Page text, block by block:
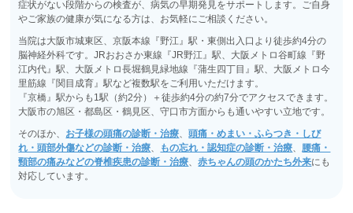
症状がない段階からの検査が、病気の早期発見をサポートします。ご自身
やご家族の健康が気になる方は、お気軽にご相談ください。
当院は大阪市城東区、京阪本線『野江』駅・東側出入口より徒歩約4分の
脳神経外科です。JRおおさか東線『JR野江』駅、大阪メトロ谷町線『野
江内代』駅、大阪メトロ長堀鶴見緑地線『蒲生四丁目』駅、大阪メトロ今
里筋線『関目成育』駅など複数駅をご利用いただけます。
『京橋』駅からも1駅（約2分）＋徒歩約4分の約7分でアクセスできます。
大阪市の旭区・都島区・鶴見区、守口市方面からも通いやすい立地です。
そのほか、 お子様の頭痛の診断・治療 、頭痛・めまい・ふらつき・しび
れ・頭部外傷などの診断・治療
もの忘れ・認知症の診断・治療
腰痛・
頸部の痛みなどの脊椎疾患の診断・治療 、赤ちゃんの頭のかたち外来にも
対応しています。